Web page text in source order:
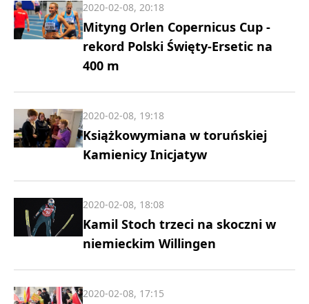
Mityng Orlen Copernicus Cup -
rekord Polski Święty-Ersetic na
400 m
2020-02-08, 20:18
Książkowymiana w toruńskiej
Kamienicy Inicjatyw
2020-02-08, 19:18
Kamil Stoch trzeci na skoczni w
niemieckim Willingen
2020-02-08, 18:08
2020-02-08, 17:15